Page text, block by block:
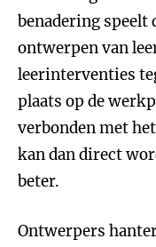
benadering speelt
ontwerpen van
leerinterventies
plaats op de
verbonden met
kan dan direct
beter.
Ontwerpers